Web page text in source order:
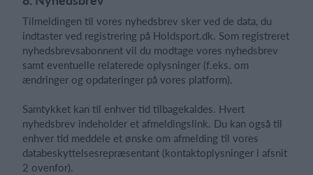
Tilmeldingen til vores nyhedsbrev sker ved de data, du
indtaster ved registrering på Holdsport.dk. Som registreret
nyhedsbrevsabonnent vil du modtage vores nyhedsbrev
samt eventuelle relaterede oplysninger (f.eks. om
ændringer og opdateringer på vores platform).
Samtykket kan til enhver tid tilbagekaldes. Hvert
nyhedsbrev indeholder et afmeldingslink. Du kan også til
enhver tid meddele et ønske om afmelding til vores
databeskyttelsesrepræsentant (kontaktoplysninger i afsnit
2 ovenfor).